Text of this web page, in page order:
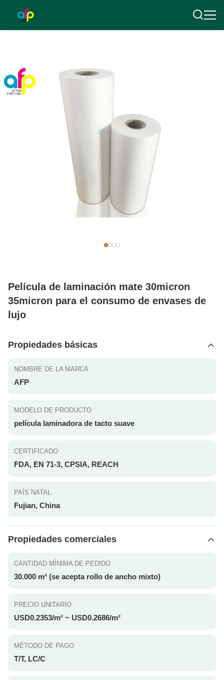
Película de laminación mate 30micron
35micron para el consumo de envases de
lujo
Propiedades básicas
NOMBRE DE LA MARCA
AFP
MODELO DE PRODUCTO
película laminadora de tacto suave
CERTIFICADO
FDA, EN 71-3, CPSIA, REACH
PAÍS NATAL
Fujian, China
Propiedades comerciales
CANTIDAD MÍNIMA DE PEDIDO
30.000 m² (se acepta rollo de ancho mixto)
PRECIO UNITARIO
USD0.2353/m² ~ USD0.2686/m²
MÉTODO DE PAGO
T/T, LC/C